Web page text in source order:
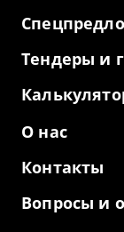
Тендеры и
О нас
Контакты
Вопросы и